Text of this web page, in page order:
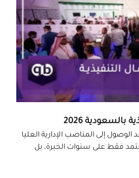
بالسعودية 2026
إلى المناصب الإدارية العليا
فقط على سنوات الخبرة، بل